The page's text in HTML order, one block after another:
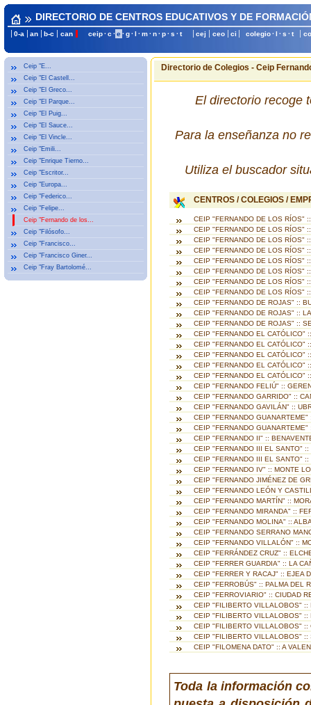
DIRECTORIO DE CENTROS EDUCATIVOS Y DE
0-a an b-c can ceip · c · e · g · l · m · n · p · s · t cej ceo ci colegio· l · s · t
Ceip "E...
Ceip "El Castell...
Ceip "El Greco...
Ceip "El Parque...
Ceip "El Puig...
Ceip "El Sauce...
Ceip "El Vincle...
Ceip "Emili...
Ceip "Enrique Tierno...
Ceip "Escritor...
Ceip "Europa...
Ceip "Federico...
Ceip "Felipe...
Ceip "Fernando de los...
Ceip "Filósofo...
Ceip "Francisco...
Ceip "Francisco Giner...
Ceip "Fray Bartolomé...
Directorio de Colegios - Ceip
El directorio recoge
Para la enseñanza no
Utiliza el buscador
CENTROS / COLEGIOS /
CEIP "FERNANDO DE LOS RÍOS"
CEIP "FERNANDO DE LOS RÍOS" ::
CEIP "FERNANDO DE LOS RÍOS"
CEIP "FERNANDO DE LOS RÍOS"
CEIP "FERNANDO DE LOS RÍOS"
CEIP "FERNANDO DE LOS RÍOS"
CEIP "FERNANDO DE LOS RÍOS"
CEIP "FERNANDO DE LOS RÍOS"
CEIP "FERNANDO DE ROJAS" ::
CEIP "FERNANDO DE ROJAS" ::
CEIP "FERNANDO DE ROJAS" ::
CEIP "FERNANDO EL CATÓLICO"
CEIP "FERNANDO EL CATÓLICO"
CEIP "FERNANDO EL CATÓLICO"
CEIP "FERNANDO EL CATÓLICO"
CEIP "FERNANDO EL CATÓLICO"
CEIP "FERNANDO FELIÚ" ::
CEIP "FERNANDO GARRIDO" ::
CEIP "FERNANDO GAVILÁN" ::
CEIP "FERNANDO GUANARTEME"
CEIP "FERNANDO GUANARTEME"
CEIP "FERNANDO II" ::
CEIP "FERNANDO III EL SANTO" ::
CEIP "FERNANDO III EL SANTO" ::
CEIP "FERNANDO IV" :: MONTE
CEIP "FERNANDO JIMÉNEZ DE
CEIP "FERNANDO LEÓN Y
CEIP "FERNANDO MARTÍN" ::
CEIP "FERNANDO MIRANDA" ::
CEIP "FERNANDO MOLINA" ::
CEIP "FERNANDO SERRANO
CEIP "FERNANDO VILLALÓN" ::
CEIP "FERRÁNDEZ CRUZ" ::
CEIP "FERRER GUARDIA" :: LA
CEIP "FERRER Y RACAJ" :: EJEA
CEIP "FERROBÚS" :: PALMA DEL
CEIP "FERROVIARIO" :: CIUDAD
CEIP "FILIBERTO VILLALOBOS" ::
CEIP "FILIBERTO VILLALOBOS" ::
CEIP "FILIBERTO VILLALOBOS" ::
CEIP "FILIBERTO VILLALOBOS" ::
CEIP "FILOMENA DATO" :: A
Toda la información